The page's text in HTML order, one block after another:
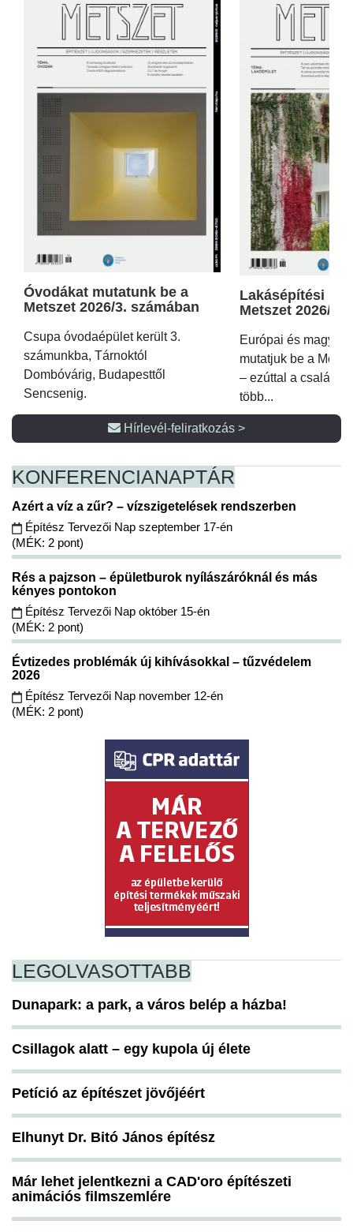
Óvodákat mutatunk be a
Metszet 2026/3. számában
Csupa óvodaépület került 3.
számunkba, Tárnoktól
Dombóvárig, Budapesttől
Sencsenig.
Lakásépítési
Metszet 2026/2.
Európai és magyar
mutatjuk be a
– ezúttal a családi
több...
Hírlevél-feliratkozás >
KONFERENCIANAPTÁR
Azért a víz a zűr? – vízszigetelések rendszerben
Építész Tervezői Nap szeptember 17-én
(MÉK: 2 pont)
Rés a pajzson – épületburok nyílászáróknál és más
kényes pontokon
Építész Tervezői Nap október 15-én
(MÉK: 2 pont)
Évtizedes problémák új kihívásokkal – tűzvédelem
2026
Építész Tervezői Nap november 12-én
(MÉK: 2 pont)
LEGOLVASOTTABB
Dunapark: a park, a város belép a házba!
Csillagok alatt – egy kupola új élete
Petíció az építészet jövőjéért
Elhunyt Dr. Bitó János építész
Már lehet jelentkezni a CAD'oro építészeti
animációs filmszemlére